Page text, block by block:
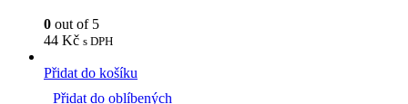
0 out of 5
44 Kč s DPH
Přidat do košíku
Přidat do oblíbených